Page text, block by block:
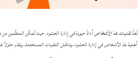
تُعَدُّتقنيات عدّ الأشخاصأداةً حيوية في إدارة الحشود، حيث تُمكِّن المنظِّمين من
أهمية عدّ الأشخاص في إدارة الحشود، ونناقش التقنيات المستخدمة، ونقدّم حلولاً